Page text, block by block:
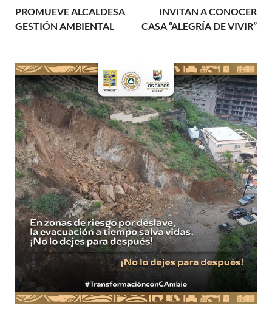
PROMUEVE ALCALDESA
GESTIÓN AMBIENTAL
INVITAN A CONOCER
CASA “ALEGRÍA DE VIVIR”